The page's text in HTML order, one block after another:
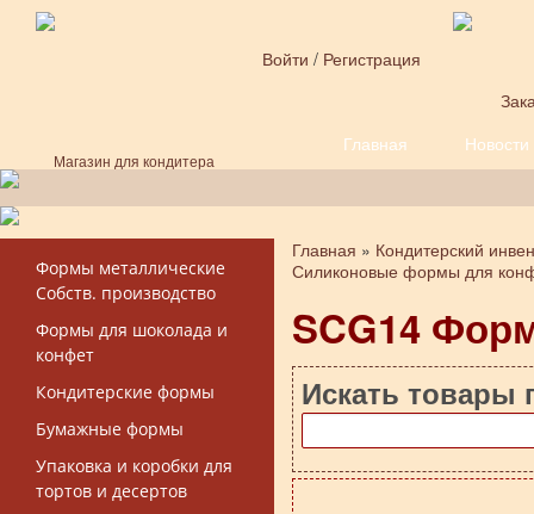
Перейти к основному содержанию
Магазин для кондитера
Войти / Регистрация
Главная
Новости
Форма поиска
Формы металлические
Собств. производство
Формы для шоколада и
конфет
Кондитерские формы
Бумажные формы
Упаковка и коробки для
тортов и десертов
Вы здесь
Главная » Кондитерский
Силиконовые формы для
SCG14
Искать товары